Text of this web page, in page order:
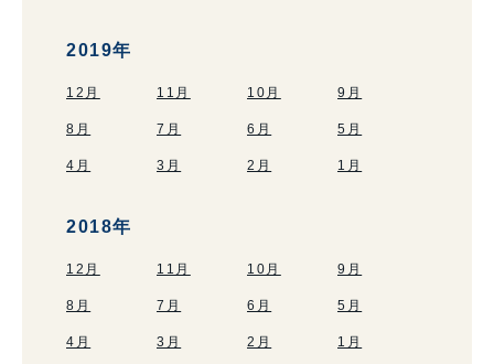
2019年
12月 11月 10月 9月
8月 7月 6月 5月
4月 3月 2月 1月
2018年
12月 11月 10月 9月
8月 7月 6月 5月
4月 3月 2月 1月